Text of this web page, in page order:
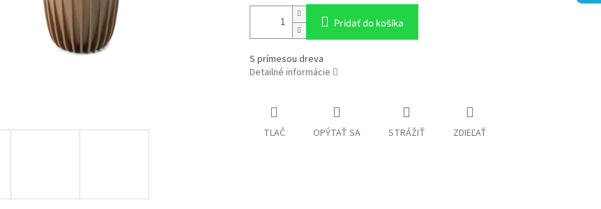
Pridať do košíka
S prímesou dreva
Detailné informácie
TLAČ OPÝTAŤ SA STRÁŽIŤ ZDIEĽAŤ